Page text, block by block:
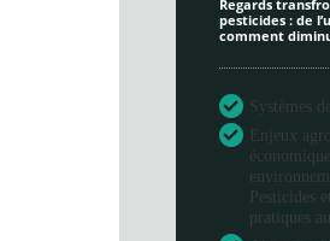
Regards
pesticides : de
comment
Systèmes
Enjeux
Pesticides
pratiques